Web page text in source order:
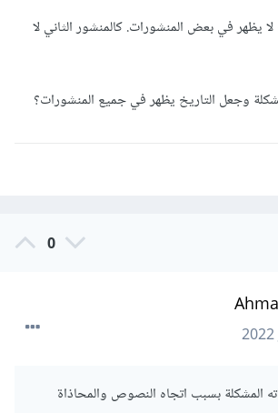
يظهر في بعض المنشورات. كالمنشور الثاني لا
وجعل التاريخ يظهر في جميع المنشورات؟
0
المشكلة بسبب اتجاه النصوص والمحاذاة